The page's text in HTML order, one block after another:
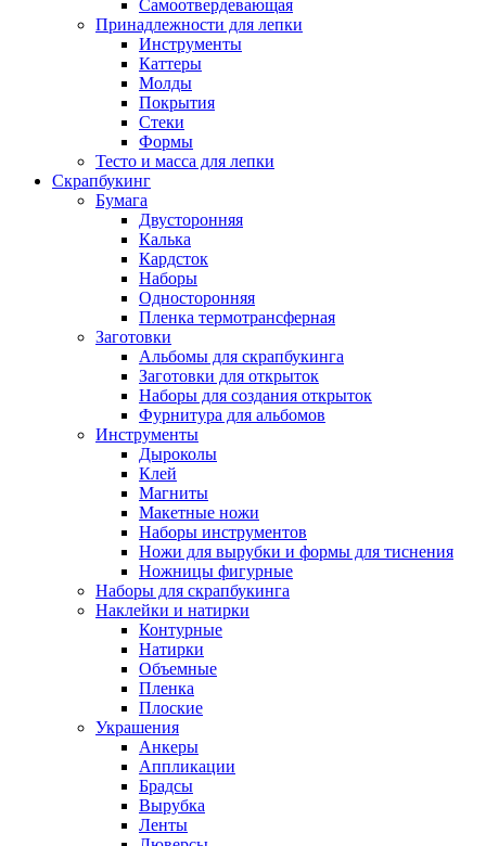
Самоотвердевающая
Принадлежности для лепки
Инструменты
Каттеры
Молды
Покрытия
Стеки
Формы
Тесто и масса для лепки
Скрапбукинг
Бумага
Двусторонняя
Калька
Кардсток
Наборы
Односторонняя
Пленка термотрансферная
Заготовки
Альбомы для скрапбукинга
Заготовки для открыток
Наборы для создания открыток
Фурнитура для альбомов
Инструменты
Дыроколы
Клей
Магниты
Макетные ножи
Наборы инструментов
Ножи для вырубки и формы для тиснения
Ножницы фигурные
Наборы для скрапбукинга
Наклейки и натирки
Контурные
Натирки
Объемные
Пленка
Плоские
Украшения
Анкеры
Аппликации
Брадсы
Вырубка
Ленты